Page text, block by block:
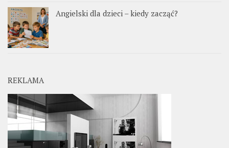
Angielski dla dzieci – kiedy zacząć?
REKLAMA